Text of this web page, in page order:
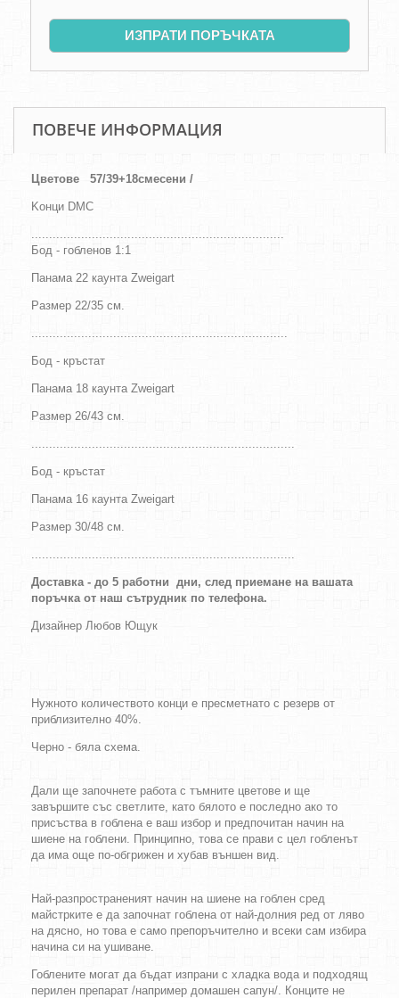
ИЗПРАТИ ПОРЪЧКАТА
ПОВЕЧЕ ИНФОРМАЦИЯ
Цветове 57/39+18смесени /
Kонци DMC
.......................................................................
Бод - гобленов 1:1
Панама 22 каунта Zweigart
Размер 22/35 см.
........................................................................
Бод - кръстат
Панама 18 каунта Zweigart
Размер 26/43 см.
..........................................................................
Бод - кръстат
Панама 16 каунта Zweigart
Размер 30/48 см.
..........................................................................
Доставка - до 5 работни дни, след приемане на вашата
поръчка от наш сътрудник по телефона.
Дизайнер Любов Ющук
Нужното количеството конци е пресметнато с резерв от
приблизително 40%.
Черно - бяла схема.
Дали ще започнете работа с тъмните цветове и ще
завършите със светлите, като бялото е последно ако то
присъства в гоблена е ваш избор и предпочитан начин на
шиене на гоблени. Принципно, това се прави с цел гобленът
да има още по-обгрижен и хубав външен вид.
Най-разпространеният начин на шиене на гоблен сред
майстрките е да започнат гоблена от най-долния ред от ляво
на дясно, но това е само препоръчително и всеки сам избира
начина си на ушиване.
Гоблените могат да бъдат изпрани с хладка вода и подходящ
перилен препарат /например домашен сапун/. Конците не